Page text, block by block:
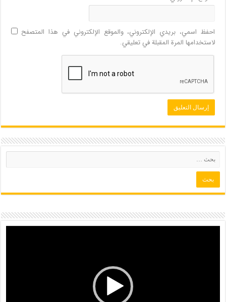
احفظ اسمي، بريدي الإلكتروني، والموقع الإلكتروني في هذا المتصفح
لاستخدامها المرة المقبلة في تعليقي.